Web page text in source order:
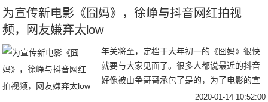
为宣传新电影《囧妈》，徐峥与抖音网红拍视
频，网友嫌弃太low
年关将至，定档于大年初一的《囧妈》很快
就要与大家见面了。很多人都说最近的抖音
好像被山争哥哥承包了是的，为了电影的宣
传，徐峥都到抖音营业了，和很多抖音头部
2020-01-14 10:52:00